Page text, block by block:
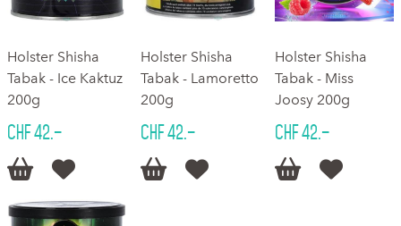
Holster Shisha
Tabak - Ice Kaktuz
200g
CHF 42.–
 
Holster Shisha
Tabak - Lamoretto
200g
CHF 42.–
 
Holster Shisha
Tabak - Miss
Joosy 200g
CHF 42.–
 